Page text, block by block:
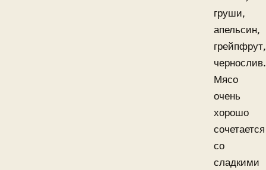
груши,
апельсин,
грейпфрут,
чернослив.
Мясо
очень
хорошо
сочетается
со
сладкими